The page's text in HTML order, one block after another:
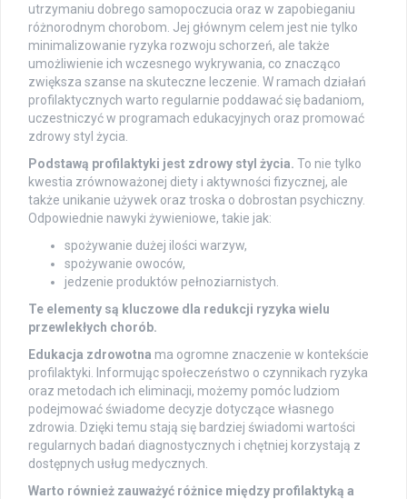
utrzymaniu dobrego samopoczucia oraz w zapobieganiu
różnorodnym chorobom. Jej głównym celem jest nie tylko
minimalizowanie ryzyka rozwoju schorzeń, ale także
umożliwienie ich wczesnego wykrywania, co znacząco
zwiększa szanse na skuteczne leczenie. W ramach działań
profilaktycznych warto regularnie poddawać się badaniom,
uczestniczyć w programach edukacyjnych oraz promować
zdrowy styl życia.
Podstawą profilaktyki jest zdrowy styl życia. To nie tylko
kwestia zrównoważonej diety i aktywności fizycznej, ale
także unikanie używek oraz troska o dobrostan psychiczny.
Odpowiednie nawyki żywieniowe, takie jak:
spożywanie dużej ilości warzyw,
spożywanie owoców,
jedzenie produktów pełnoziarnistych.
Te elementy są kluczowe dla redukcji ryzyka wielu
przewlekłych chorób.
Edukacja zdrowotna ma ogromne znaczenie w kontekście
profilaktyki. Informując społeczeństwo o czynnikach ryzyka
oraz metodach ich eliminacji, możemy pomóc ludziom
podejmować świadome decyzje dotyczące własnego
zdrowia. Dzięki temu stają się bardziej świadomi wartości
regularnych badań diagnostycznych i chętniej korzystają z
dostępnych usług medycznych.
Warto również zauważyć różnice między profilaktyką a